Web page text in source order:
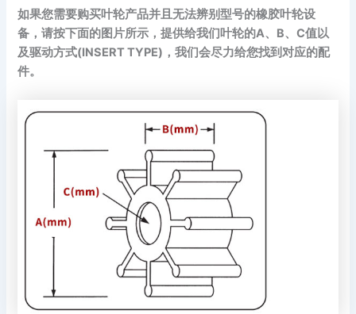
如果您需要购买叶轮产品并且无法辨别型号的橡胶叶轮设
备，请按下面的图片所示，提供给我们叶轮的A、B、C值以
及驱动方式(INSERT TYPE)，我们会尽力给您找到对应的配
件。